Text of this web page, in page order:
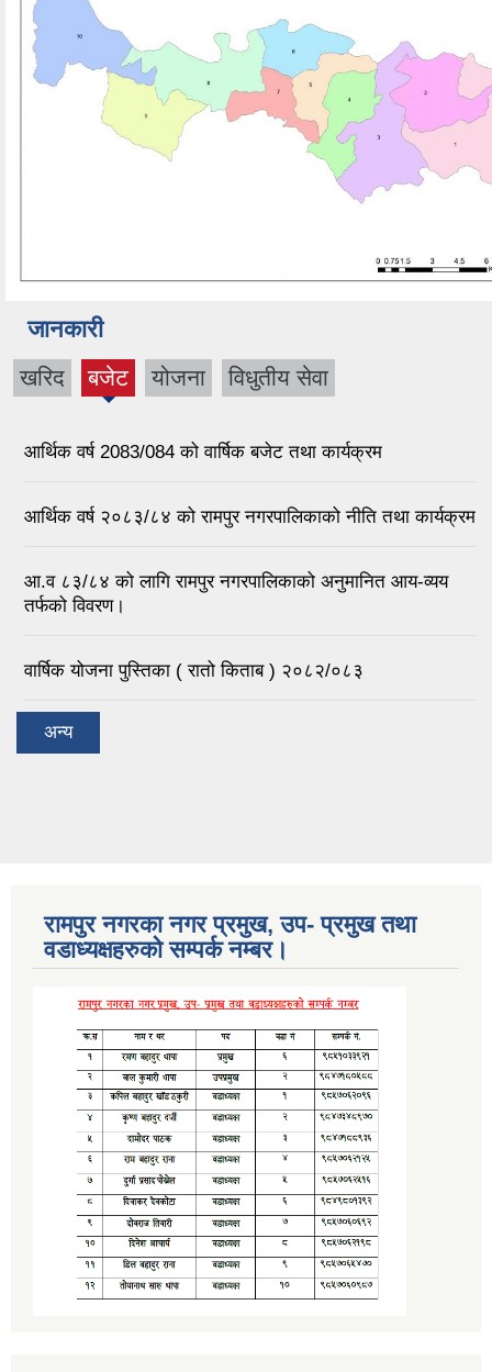
जानकारी
खरिद बजेट योजना विधुतीय सेवा
आर्थिक वर्ष 2083/084 को वार्षिक बजेट तथा कार्यक्रम
आर्थिक वर्ष २०८३/८४ को रामपुर नगरपालिकाको नीति तथा कार्यक्रम
आ.व ८३/८‍४ को लागि रामपुर नगरपालिकाको अनुमानित आय-व्यय
तर्फको विवरण।
वार्षिक योजना पुस्तिका ( रातो किताब ) २०८२/०८३
अन्य
रामपुर नगरका नगर प्रमुख, उप- प्रमुख तथा
वडाध्यक्षहरुको सम्पर्क नम्बर।